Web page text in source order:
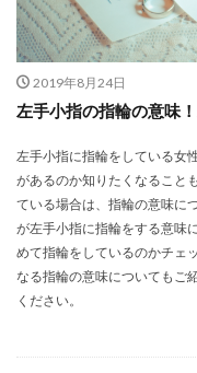
2019年8月24日
左手小指の指輪の意味
左手小指に指輪をしている女
があるのか知りたくなること
ている場合は、指輪の意味に
が左手小指に指輪をする意味
めて指輪をしているのかチェ
なる指輪の意味についてもご
ください。